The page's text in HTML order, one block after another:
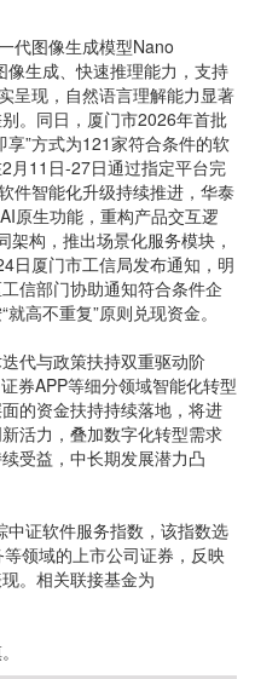
代图像生成模型Nano
生成、快速推理能力，支持
呈现，自然语言理解能力显著
。同日，厦门市2026年首批
”方式为121家符合条件的软
月11日-27日通过指定平台完
件智能化升级持续推进，华泰
原生功能，重构产品交互逻
架构，推出场景化服务模块，
日厦门市工信局发布通知，明
信部门协助通知符合条件企
高不重复”原则兑现资金。
代与政策扶持双重驱动阶
券APP等细分领域智能化转型
的资金扶持持续落地，将进
活力，叠加数字化转型需求
受益，中长期发展潜力凸
证软件服务指数，该指数选
领域的上市公司证券，反映
。相关联接基金为